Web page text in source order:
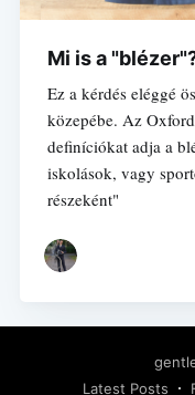
Mi is a
Ez a kérdés eléggé
közepébe. Az
definíciókat adja a
iskolások, vagy
részeként"
Latest Posts